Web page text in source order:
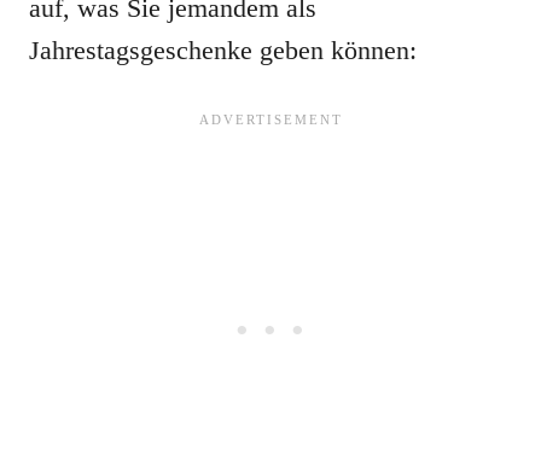
auf, was Sie jemandem als
Jahrestagsgeschenke geben können: